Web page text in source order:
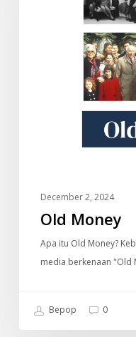
December 2, 2024
Old Money
Apa itu Old Money?
media berkenaan "Old
Bepop 0